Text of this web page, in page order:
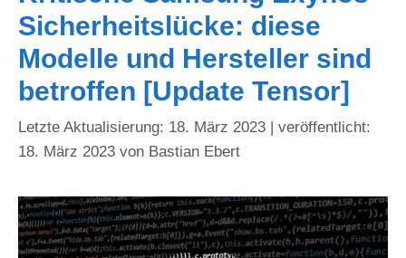
Sicherheitslücke: diese
Modelle und Hersteller sind
betroffen [Update Tensor]
18. März 2023
18. März 2023 von Bastian Ebert